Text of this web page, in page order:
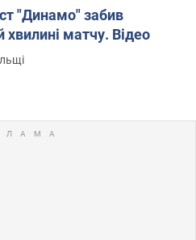
"Динамо" забив
матчу. Відео